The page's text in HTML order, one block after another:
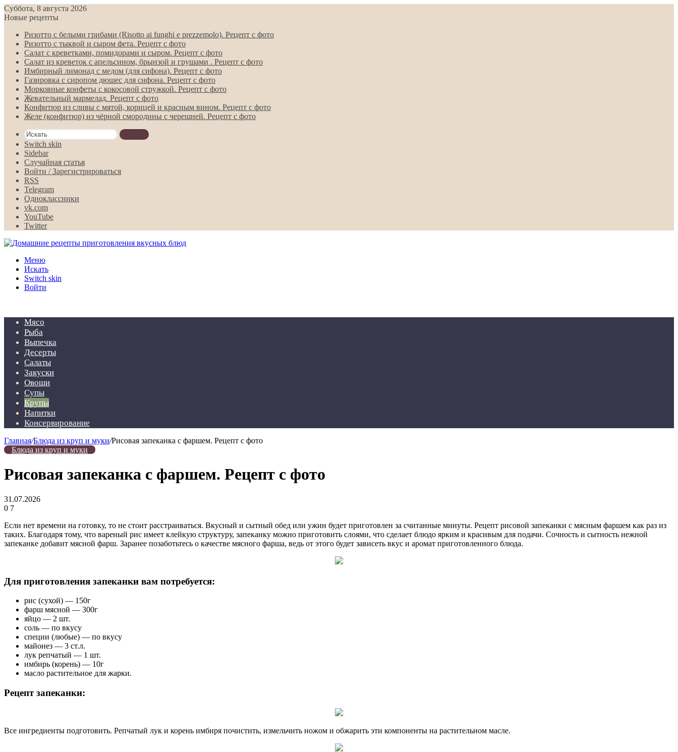
Суббота, 8 августа 2026
Новые рецепты
Ризотто с белыми грибами (Risotto ai funghi e prezzemolo). Рецепт с фото
Ризотто с тыквой и сыром фета. Рецепт с фото
Салат с креветками, помидорами и сыром. Рецепт с фото
Салат из креветок с апельсином, брынзой и грушами . Рецепт с фото
Имбирный лимонад с медом (для сифона). Рецепт с фото
Газировка с сиропом дюшес для сифона. Рецепт с фото
Морковные конфеты с кокосовой стружкой. Рецепт с фото
Жевательный мармелад. Рецепт с фото
Конфитюр из сливы с мятой, корицей и красным вином. Рецепт с фото
Желе (конфитюр) из чёрной смородины с черешней. Рецепт с фото
Искать
Switch skin
Sidebar
Случайная статья
Войти / Зарегистрироваться
RSS
Telegram
Одноклассники
vk.com
YouTube
Twitter
Меню
Искать
Switch skin
Войти
Мясо
Рыба
Выпечка
Десерты
Салаты
Закуски
Овощи
Супы
Крупы
Напитки
Консервирование
Главная/Блюда из круп и муки/Рисовая запеканка с фаршем. Рецепт с фото
Блюда из круп и муки
Рисовая запеканка с фаршем. Рецепт с фото
31.07.2026
0 7
Если нет времени на готовку, то не стоит расстраиваться. Вкусный и сытный обед или ужин будет приготовлен за считанные минуты. Рецепт рисовой запеканки с мясным фаршем как раз из
таких. Благодаря тому, что вареный рис имеет клейкую структуру, запеканку можно приготовить слоями, что сделает блюдо ярким и красивым для подачи. Сочность и сытность нежной
запеканке добавит мясной фарш. Заранее позаботьтесь о качестве мясного фарша, ведь от этого будет зависеть вкус и аромат приготовленного блюда.
Для приготовления запеканки вам потребуется:
рис (сухой) — 150г
фарш мясной — 300г
яйцо — 2 шт.
соль — по вкусу
специи (любые) — по вкусу
майонез — 3 ст.л.
лук репчатый — 1 шт.
имбирь (корень) — 10г
масло растительное для жарки.
Рецепт запеканки:
Все ингредиенты подготовить. Репчатый лук и корень имбиря почистить, измельчить ножом и обжарить эти компоненты на растительном масле.